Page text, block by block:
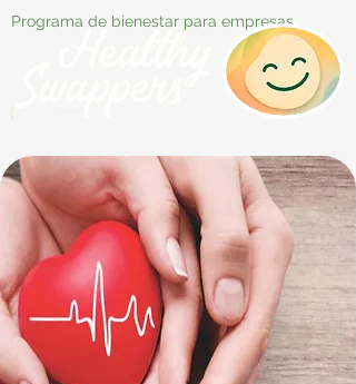
Programa de bienestar para empresas